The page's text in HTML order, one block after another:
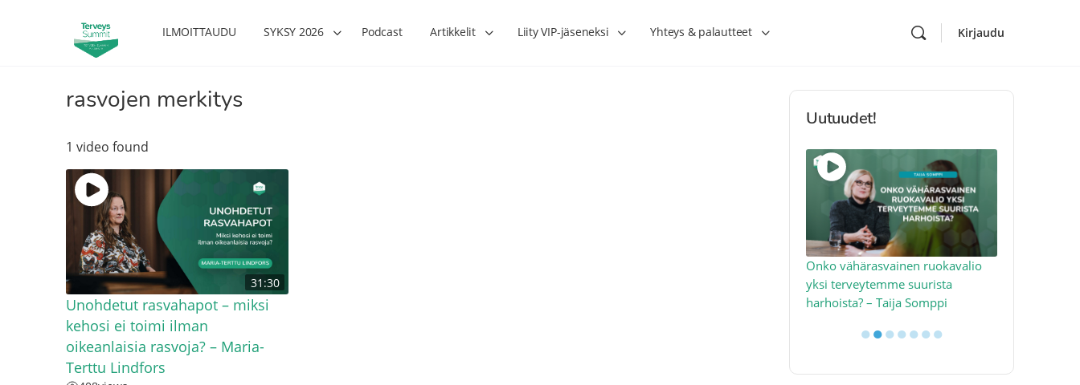
ILMOITTAUDU SYKSY 2026 Podcast Artikkelit Liity VIP-jäseneksi Yhteys & palautteet Kirjaudu
rasvojen merkitys
1 video found
31:30
Unohdetut rasvahapot – miksi
kehosi ei toimi ilman
oikeanlaisia rasvoja? – Maria-
Terttu Lindfors
Uutuudet!
Onko vähärasvainen ruokavalio
yksi terveytemme suurista
harhoista? – Taija Somppi
●●●●●●●